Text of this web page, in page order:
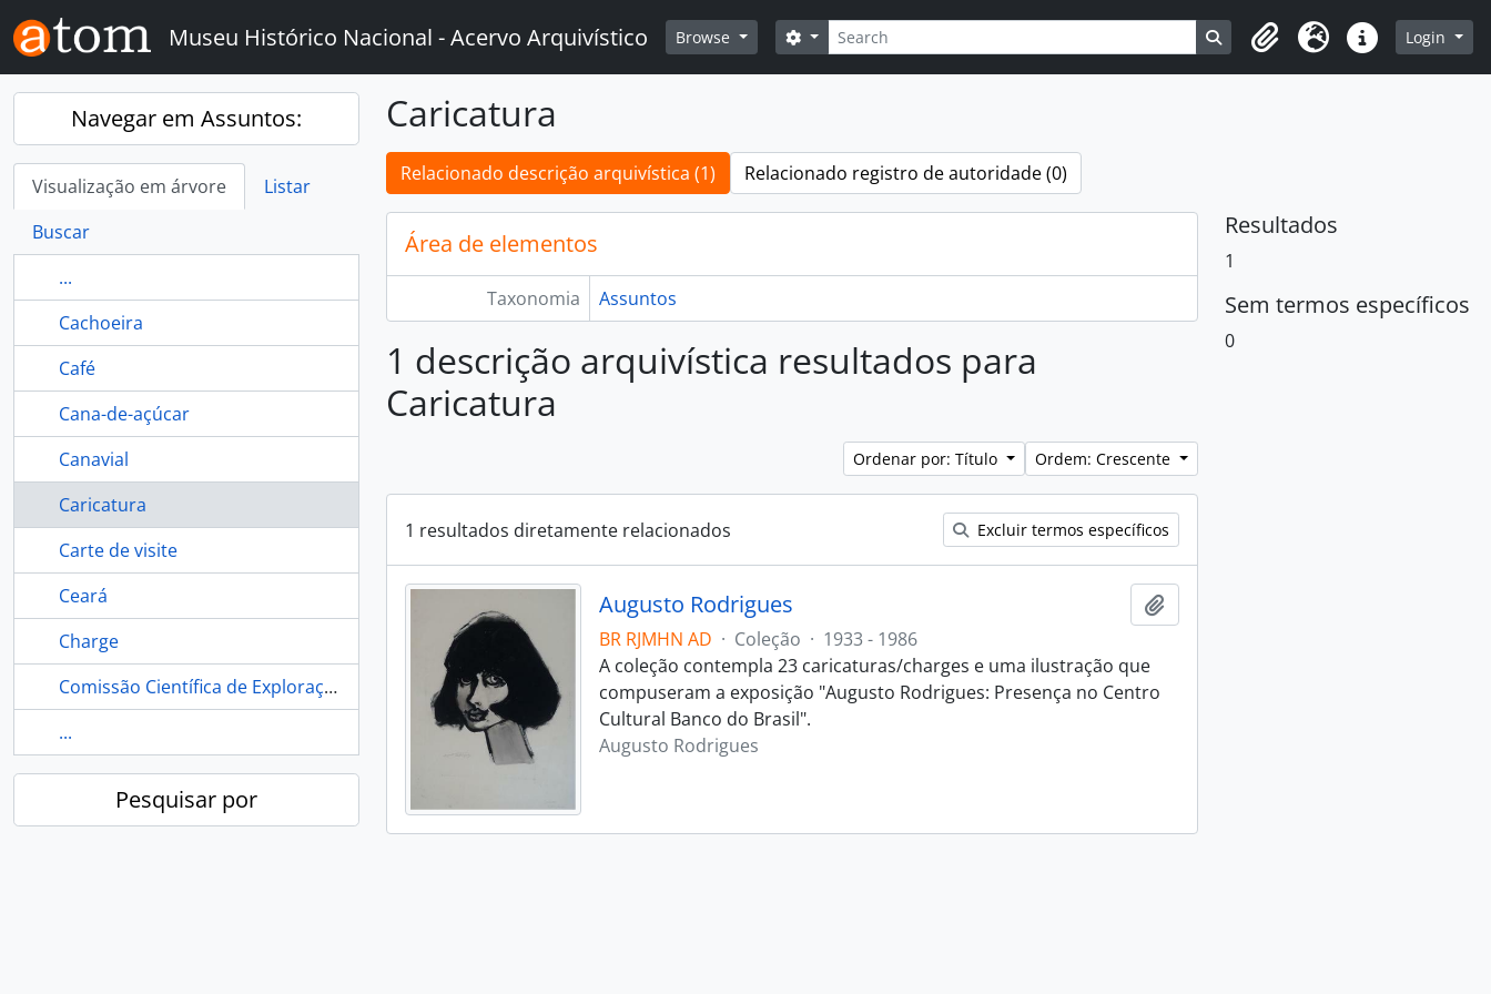
Skip to main content
Museu Histórico Nacional - Acervo Arquivístico Browse Buscar
Opções de busca Busque na página de navegação
Clipboard
Idioma Atalhos Login
Navegar em Assuntos:
Visualização em árvore
Listar
Buscar
...
Cachoeira
Café
Cana-de-açúcar
Canavial
Caricatura
Carte de visite
Ceará
Charge
Comissão Científica de Exploração
...
Pesquisar por
Caricatura
Relacionado descrição arquivística (1) Relacionado registro de autoridade (0)
Área de elementos
Taxonomia Assuntos
1 descrição arquivística resultados para
Caricatura
Ordenar por: Título Ordem: Crescente
1 resultados diretamente relacionados Excluir termos específicos
Augusto Rodrigues
BR RJMHN AD · Coleção · 1933 - 1986
A coleção contempla 23 caricaturas/charges e uma ilustração que
compuseram a exposição "Augusto Rodrigues: Presença no Centro
Cultural Banco do Brasil".
Augusto Rodrigues
Resultados
1
Sem termos específicos
0